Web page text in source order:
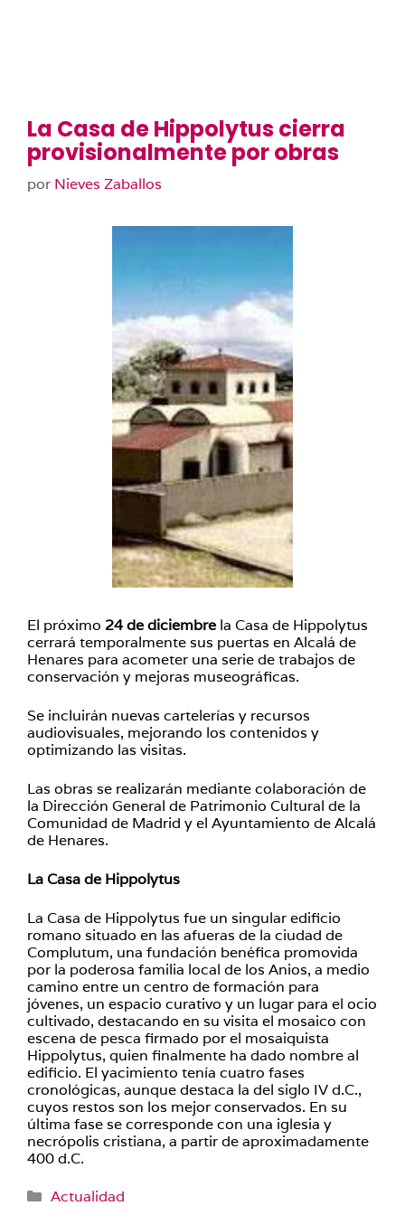
La Casa de Hippolytus cierra
provisionalmente por obras
por Nieves Zaballos
El próximo 24 de diciembre la Casa de Hippolytus
cerrará temporalmente sus puertas en Alcalá de
Henares para acometer una serie de trabajos de
conservación y mejoras museográficas.
Se incluirán nuevas cartelerías y recursos
audiovisuales, mejorando los contenidos y
optimizando las visitas.
Las obras se realizarán mediante colaboración de
la Dirección General de Patrimonio Cultural de la
Comunidad de Madrid y el Ayuntamiento de Alcalá
de Henares.
La Casa de Hippolytus
La Casa de Hippolytus fue un singular edificio
romano situado en las afueras de la ciudad de
Complutum, una fundación benéfica promovida
por la poderosa familia local de los Anios, a medio
camino entre un centro de formación para
jóvenes, un espacio curativo y un lugar para el ocio
cultivado, destacando en su visita el mosaico con
escena de pesca firmado por el mosaiquista
Hippolytus, quien finalmente ha dado nombre al
edificio. El yacimiento tenía cuatro fases
cronológicas, aunque destaca la del siglo IV d.C.,
cuyos restos son los mejor conservados. En su
última fase se corresponde con una iglesia y
necrópolis cristiana, a partir de aproximadamente
400 d.C.
Categorías
Actualidad